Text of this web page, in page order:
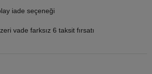
iade seçeneği
vade farksız 6 taksit fırsatı